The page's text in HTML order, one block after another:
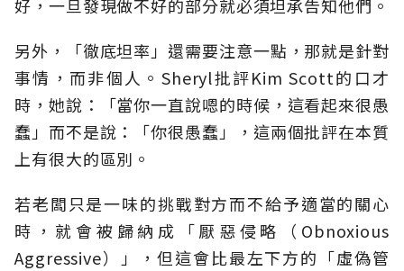
好，一旦發現做不好的部分就必須坦承告知他們。
另外，「徹底坦率」還需要注意一點，那就是針對
事情，而非個人。Sheryl批評Kim Scott的口才
時，她說：「當你一直說嗯的時候，這看起來很愚
蠢」而不是說：「你很愚蠢」，這兩個批評在本質
上有很大的區別。
若老闆只是一味的挑戰對方而不給予適當的關心
時，就會被歸納成「厭惡侵略（Obnoxious
Aggressive）」，但這會比最左下方的「虛偽管